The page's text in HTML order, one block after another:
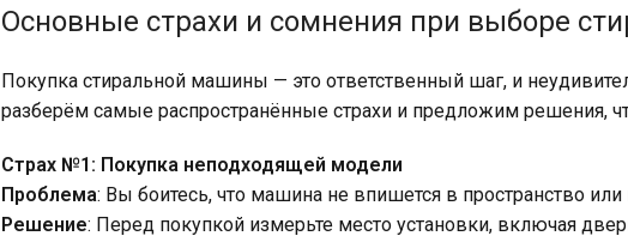
Основные страхи и сомнения при выборе
Покупка стиральной машины — это ответственный шаг, и
разберём самые распространённые страхи и предложим решения,
Страх №1: Покупка неподходящей модели
Проблема: Вы боитесь, что машина не впишется в пространство
Решение: Перед покупкой измерьте место установки, включая